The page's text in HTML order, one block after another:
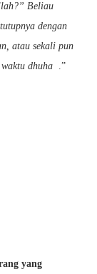
Beliau
dengan
atau sekali pun
dhuha .”
yang